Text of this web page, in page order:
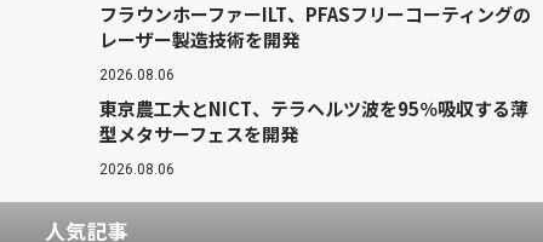
フラウンホーファーILT、PFASフリーコーティングの
レーザー製造技術を開発
2026.08.06
東京農工大とNICT、テラヘルツ波を95％吸収する薄
型メタサーフェスを開発
2026.08.06
人気記事